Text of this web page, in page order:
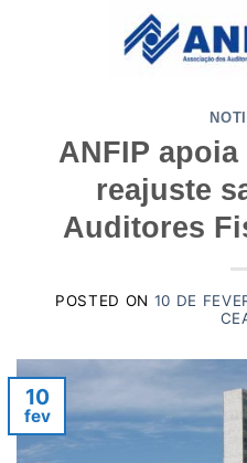
ANFIP
reajuste
Auditores
POSTED ON 10 DE
10
fev